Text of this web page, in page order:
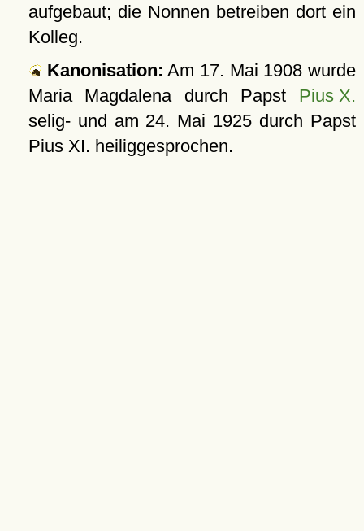
aufgebaut; die Nonnen betreiben dort ein
Kolleg.
Kanonisation: Am 17. Mai 1908 wurde
Maria Magdalena durch Papst Pius X.
selig- und am 24. Mai 1925 durch Papst
Pius XI. heiliggesprochen.